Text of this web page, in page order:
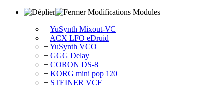
Modifications Modules
+YuSynth Mixout-VC
+ ACX LFO eDruid
+YuSynth VCO
+ GGG Delay
+ CORON DS-8
+ KORG mini pop 120
+ STEINER VCF